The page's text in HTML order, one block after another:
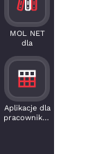
MOL NET
dla
Aplikacje dla
pracowników